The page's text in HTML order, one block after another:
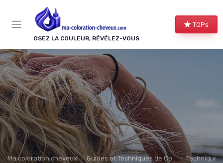
OSEZ LA COULEUR, RÉVÉLEZ-VOUS
TOPs
Ma coloration cheveux Guides et Techniques de Coloration
Panneau de gestion des cookies